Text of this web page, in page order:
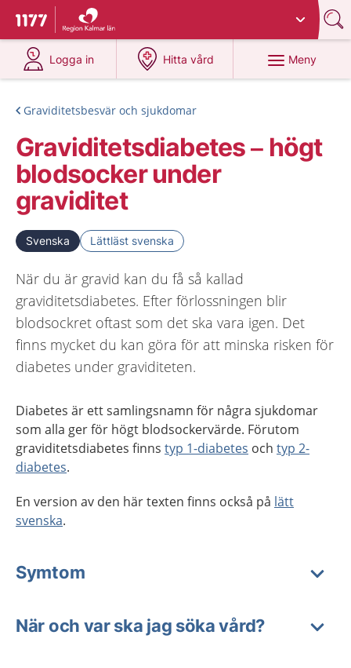
Till startsidan för 1177
Du har valt region
Logga in
på 1177.se
Hitta vård
på 1177.se
Meny
Graviditetsbesvär och sjukdomar
Graviditetsdiabetes – högt
blodsocker under
graviditet
Svenska Lättläst svenska
När du är gravid kan du få så kallad
graviditetsdiabetes. Efter förlossningen blir
blodsockret oftast som det ska vara igen. Det
finns mycket du kan göra för att minska risken för
diabetes under graviditeten.
Diabetes är ett samlingsnamn för några sjukdomar
som alla ger för högt blodsockervärde. Förutom
graviditetsdiabetes finns typ 1-diabetes och typ 2-
diabetes.
En version av den här texten finns också på lätt
svenska.
Symtom
När och var ska jag söka vård?